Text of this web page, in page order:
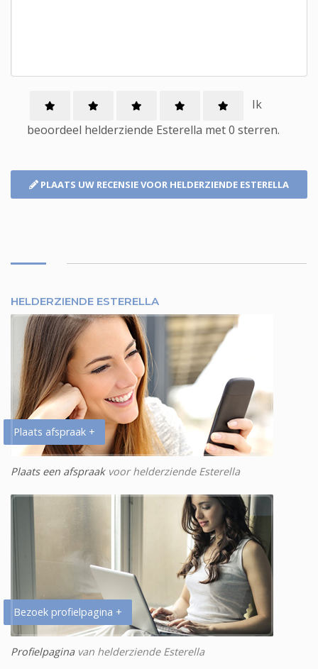
Ik
beoordeel helderziende Esterella met0 sterren.
PLAATS UW RECENSIE VOOR HELDERZIENDE ESTERELLA
HELDERZIENDE ESTERELLA
Plaats afspraak +
Plaats een afspraakvoor helderziende Esterella
Bezoek profielpagina +
Profielpagina van helderziende Esterella